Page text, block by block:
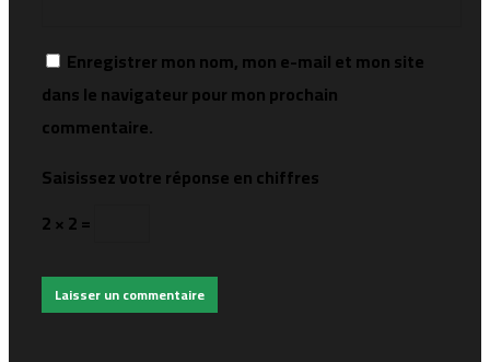
Enregistrer mon nom, mon e-mail et mon site
dans le navigateur pour mon prochain
commentaire.
Saisissez votre réponse en chiffres
2 × 2 =